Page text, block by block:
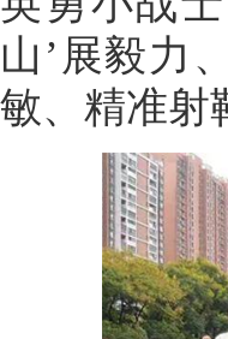
山’展毅力
敏、精准射